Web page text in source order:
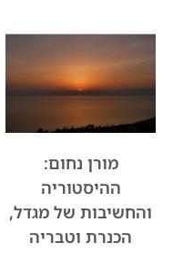
מורן נחום:
ההיסטוריה
והחשיבות של מגדל,
הכנרת וטבריה